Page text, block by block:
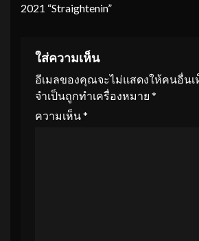
2021 “Straightenin”
ใส่ความเห็น
อีเมลของคุณจะไม่แสดงให้คนอื่นเ
จำเป็นถูกทำเครื่องหมาย *
ความเห็น*